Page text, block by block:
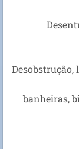
Desobstrução,
banheiras,